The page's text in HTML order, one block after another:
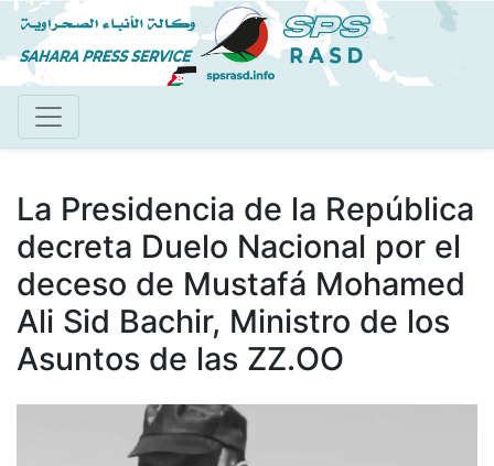
Pasar
al
contenido
La Presidencia de la República
decreta Duelo Nacional por el
deceso de Mustafá Mohamed
Ali Sid Bachir, Ministro de los
Asuntos de las ZZ.OO